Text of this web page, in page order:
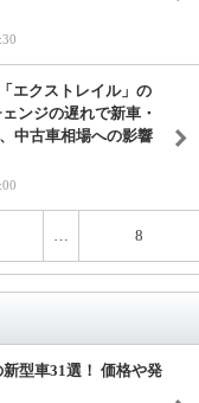
エクストレイル」の
ンジの遅れで新車・
中古車相場への影響
… 8
型車31選！ 価格や発